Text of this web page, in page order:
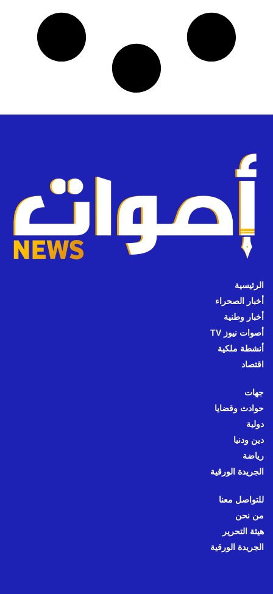
الرئيسية
أخبار الصحراء
أخبار وطنية
أصوات نيوز TV
أنشطة ملكية
اقتصاد
جهات
حوادث وقضايا
دولية
دين ودنيا
رياضة
الجريدة الورقية
للتواصل معنا
من نحن
هيئة التحرير
الجريدة الورقية